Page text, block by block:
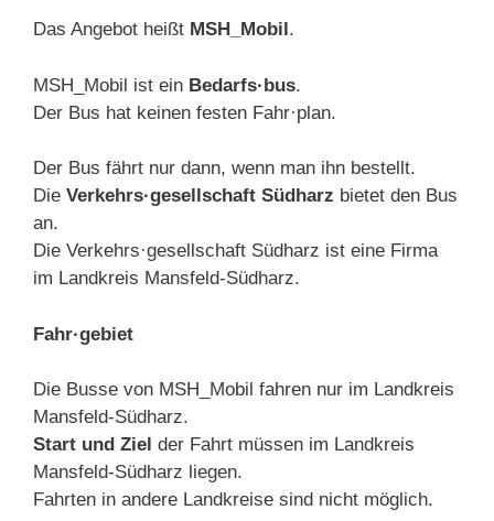
Das Angebot heißt MSH_Mobil.
MSH_Mobil ist ein Bedarfs·bus.
Der Bus hat keinen festen Fahr·plan.
Der Bus fährt nur dann, wenn man ihn bestellt.
Die Verkehrs·gesellschaft Südharz bietet den Bus
an.
Die Verkehrs·gesellschaft Südharz ist eine Firma
im Landkreis Mansfeld-Südharz.
Fahr·gebiet
Die Busse von MSH_Mobil fahren nur im Landkreis
Mansfeld-Südharz.
Start und Ziel der Fahrt müssen im Landkreis
Mansfeld-Südharz liegen.
Fahrten in andere Landkreise sind nicht möglich.